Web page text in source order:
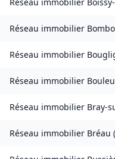
Réseau immobilier
Réseau immobilier
Réseau immobilier
Réseau immobilier
Réseau immobilier Bray-
Réseau immobilier Bréau (